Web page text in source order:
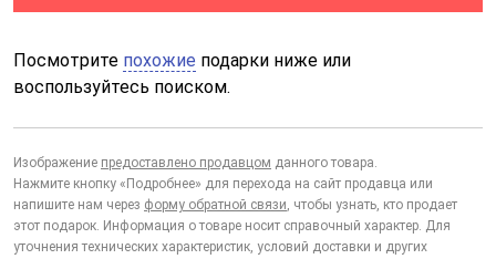
Посмотрите похожие подарки ниже или
воспользуйтесь поиском.
Изображение предоставлено продавцом данного товара.
Нажмите кнопку «Подробнее» для перехода на сайт продавца или
напишите нам через форму обратной связи, чтобы узнать, кто продает
этот подарок. Информация о товаре носит справочный характер. Для
уточнения технических характеристик, условий доставки и других